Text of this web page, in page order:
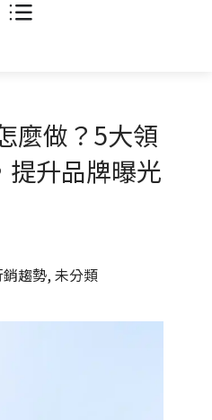
麼做？5大領
提升品牌曝光
趨勢,未分類